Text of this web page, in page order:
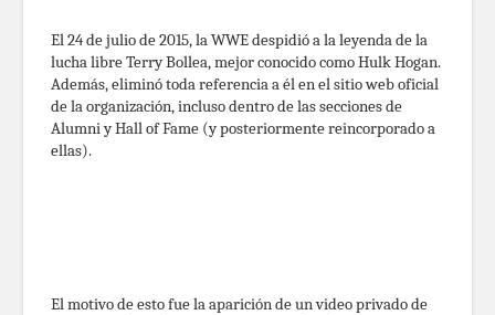
El 24 de julio de 2015, la WWE despidió a la leyenda de la
lucha libre Terry Bollea, mejor conocido como Hulk Hogan.
Además, eliminó toda referencia a él en el sitio web oficial
de la organización, incluso dentro de las secciones de
Alumni y Hall of Fame (y posteriormente reincorporado a
ellas).
El motivo de esto fue la aparición de un video privado de